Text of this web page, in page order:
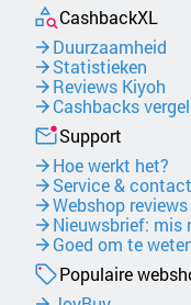
CashbackXL
Duurzaamheid
Statistieken
Reviews Kiyoh
Cashbacks
Support
Hoe werkt het?
Service & contact
Webshop reviews
Nieuwsbrief: mis
Goed om te
Populaire